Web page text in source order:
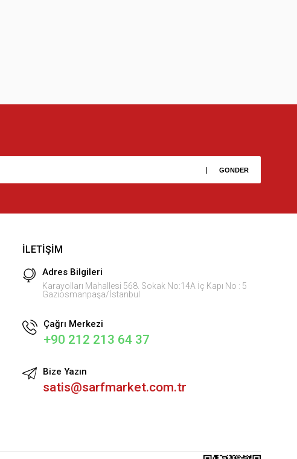
İLETIŞIM
Adres Bilgileri
Karayolları Mahallesi 568. Sokak No:14A İç Kapı No : 5
Gaziosmanpaşa/İstanbul
Çağrı Merkezi
+90 212 213 64 37
Bize Yazın
satis@sarfmarket.com.tr